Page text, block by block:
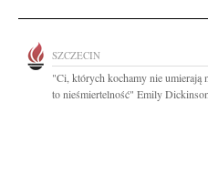
SZCZECIN
"Ci, których kochamy nie umierają
to nieśmiertelność" Emily